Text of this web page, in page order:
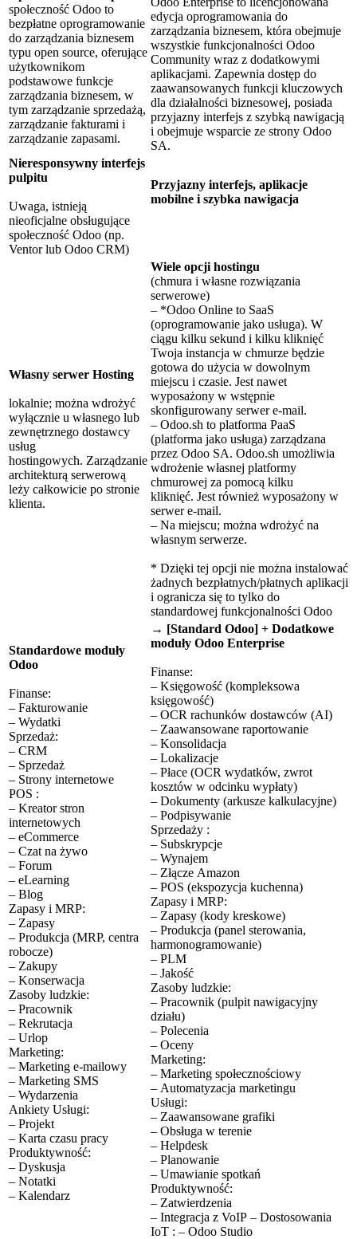
społeczność Odoo to
bezpłatne oprogramowanie
do zarządzania biznesem
typu open source, oferujące
użytkownikom
podstawowe funkcje
zarządzania biznesem, w
tym zarządzanie sprzedażą,
zarządzanie fakturami i
zarządzanie zapasami.
edycja oprogramowania do
zarządzania biznesem, która obejmuje
wszystkie funkcjonalności Odoo
Community wraz z dodatkowymi
aplikacjami. Zapewnia dostęp do
zaawansowanych funkcji kluczowych
dla działalności biznesowej, posiada
przyjazny interfejs z szybką nawigacją
i obejmuje wsparcie ze strony Odoo
SA.
Nieresponsywny interfejs
pulpitu
Uwaga, istnieją
nieoficjalne obsługujące
społeczność Odoo (np.
Ventor lub Odoo CRM)
Przyjazny interfejs, aplikacje
mobilne i szybka nawigacja
Własny serwer Hosting
lokalnie; można wdrożyć
wyłącznie u własnego lub
zewnętrznego dostawcy
usług
hostingowych. Zarządzanie
architekturą serwerową
leży całkowicie po stronie
klienta.
Wiele opcji hostingu
(chmura i własne rozwiązania
serwerowe)
– *Odoo Online to SaaS
(oprogramowanie jako usługa). W
ciągu kilku sekund i kilku kliknięć
Twoja instancja w chmurze będzie
gotowa do użycia w dowolnym
miejscu i czasie. Jest nawet
wyposażony w wstępnie
skonfigurowany serwer e-mail.
– Odoo.sh to platforma PaaS
(platforma jako usługa) zarządzana
przez Odoo SA. Odoo.sh umożliwia
wdrożenie własnej platformy
chmurowej za pomocą kilku
kliknięć. Jest również wyposażony w
serwer e-mail.
– Na miejscu; można wdrożyć na
własnym serwerze.
* Dzięki tej opcji nie można instalować
żadnych bezpłatnych/płatnych aplikacji
i ogranicza się to tylko do
standardowej funkcjonalności Odoo
Standardowe moduły
Odoo
Finanse:
– Fakturowanie
– Wydatki
Sprzedaż:
– CRM
– Sprzedaż
– Strony internetowe
POS :
– Kreator stron
internetowych
– eCommerce
– Czat na żywo
– Forum
– eLearning
– Blog
Zapasy i MRP:
– Zapasy
– Produkcja (MRP, centra
robocze)
– Zakupy
– Konserwacja
Zasoby ludzkie:
– Pracownik
– Rekrutacja
– Urlop
Marketing:
– Marketing e-mailowy
– Marketing SMS
– Wydarzenia
Ankiety Usługi:
– Projekt
– Karta czasu pracy
Produktywność:
– Dyskusja
– Notatki
– Kalendarz
→ [Standard Odoo] + Dodatkowe
moduły Odoo Enterprise
Finanse:
– Księgowość (kompleksowa
księgowość)
– OCR rachunków dostawców (AI)
– Zaawansowane raportowanie
– Konsolidacja
– Lokalizacje
– Płace (OCR wydatków, zwrot
kosztów w odcinku wypłaty)
– Dokumenty (arkusze kalkulacyjne)
– Podpisywanie
Sprzedaży :
– Subskrypcje
– Wynajem
– Złącze Amazon
– POS (ekspozycja kuchenna)
Zapasy i MRP:
– Zapasy (kody kreskowe)
– Produkcja (panel sterowania,
harmonogramowanie)
– PLM
– Jakość
Zasoby ludzkie:
– Pracownik (pulpit nawigacyjny
działu)
– Polecenia
– Oceny
Marketing:
– Marketing społecznościowy
– Automatyzacja marketingu
Usługi:
– Zaawansowane grafiki
– Obsługa w terenie
– Helpdesk
– Planowanie
– Umawianie spotkań
Produktywność:
– Zatwierdzenia
– Integracja z VoIP – Dostosowania
IoT : – Odoo Studio